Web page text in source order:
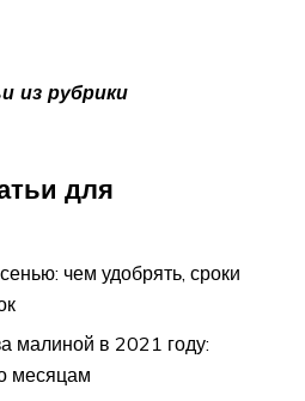
из рубрики
для
чем удобрять, сроки
малиной в 2021 году:
месяцам